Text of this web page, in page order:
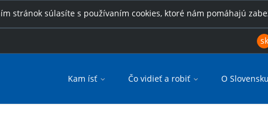
stránok súlasíte s používaním cookies, ktoré nám pomáhajú
sk
Kam ísť Čo vidieť a robiť O Slovensku